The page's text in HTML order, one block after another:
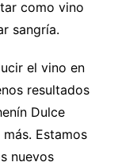
como vino
sangría.
el vino en
resultados
Dulce
Estamos
nuevos